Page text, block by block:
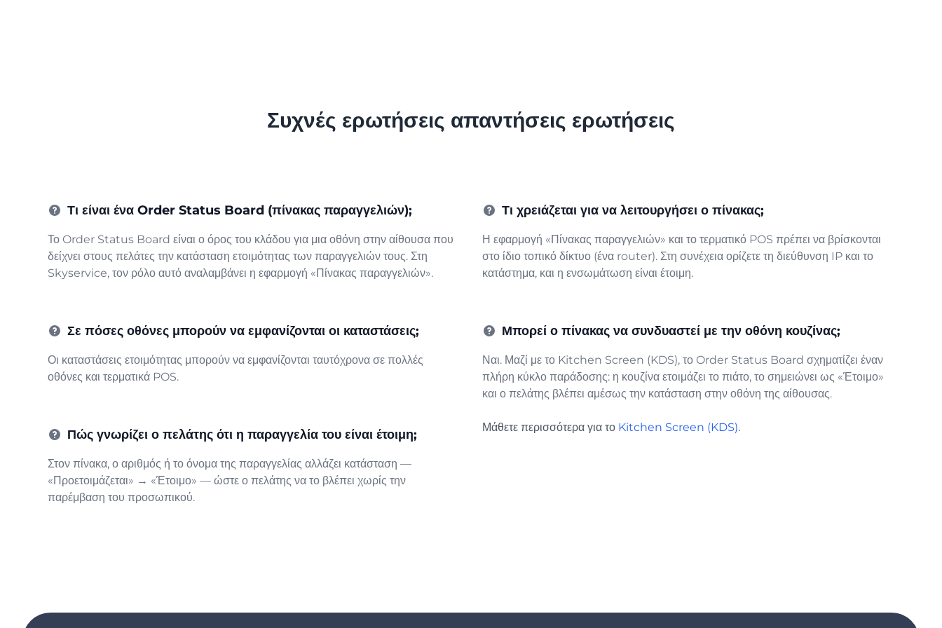
Συχνές ερωτήσεις απαντήσεις ερωτήσεις
Τι είναι ένα Order Status Board (πίνακας παραγγελιών);
Το Order Status Board είναι ο όρος του κλάδου για μια οθόνη στην αίθουσα που
δείχνει στους πελάτες την κατάσταση ετοιμότητας των παραγγελιών τους. Στη
Skyservice, τον ρόλο αυτό αναλαμβάνει η εφαρμογή «Πίνακας παραγγελιών».
Σε πόσες οθόνες μπορούν να εμφανίζονται οι καταστάσεις;
Οι καταστάσεις ετοιμότητας μπορούν να εμφανίζονται ταυτόχρονα σε πολλές
οθόνες και τερματικά POS.
Πώς γνωρίζει ο πελάτης ότι η παραγγελία του είναι έτοιμη;
Στον πίνακα, ο αριθμός ή το όνομα της παραγγελίας αλλάζει κατάσταση —
«Προετοιμάζεται» → «Έτοιμο» — ώστε ο πελάτης να το βλέπει χωρίς την
παρέμβαση του προσωπικού.
Τι χρειάζεται για να λειτουργήσει ο πίνακας;
Η εφαρμογή «Πίνακας παραγγελιών» και το τερματικό POS πρέπει να βρίσκονται
στο ίδιο τοπικό δίκτυο (ένα router). Στη συνέχεια ορίζετε τη διεύθυνση IP και το
κατάστημα, και η ενσωμάτωση είναι έτοιμη.
Μπορεί ο πίνακας να συνδυαστεί με την οθόνη κουζίνας;
Ναι. Μαζί με το Kitchen Screen (KDS), το Order Status Board σχηματίζει έναν
πλήρη κύκλο παράδοσης: η κουζίνα ετοιμάζει το πιάτο, το σημειώνει ως «Έτοιμο»
και ο πελάτης βλέπει αμέσως την κατάσταση στην οθόνη της αίθουσας.
Μάθετε περισσότερα για το Kitchen Screen (KDS).